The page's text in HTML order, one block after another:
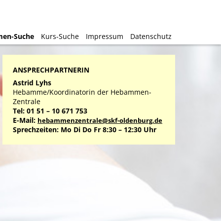
Suche Kurs-Suche Impressum Datenschutz
Suche Kurs-Suche Impressum Datenschutz
ANSPRECHPARTNERIN
Astrid Lyhs
Hebamme/Koordinatorin der Hebammen-
Zentrale
Tel: 01 51 – 10 671 753
E-Mail: hebammenzentrale@skf-oldenburg.de
Sprechzeiten: Mo Di Do Fr 8:30 – 12:30 Uhr